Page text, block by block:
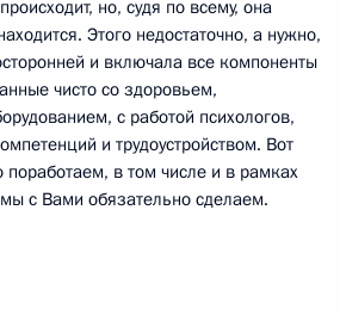
но, судя по всему, она
Этого недостаточно, а нужно,
и включала все компоненты
чисто со здоровьем,
с работой психологов,
и трудоустройством. Вот
поработаем, в том числе и в рамках
с Вами обязательно сделаем.